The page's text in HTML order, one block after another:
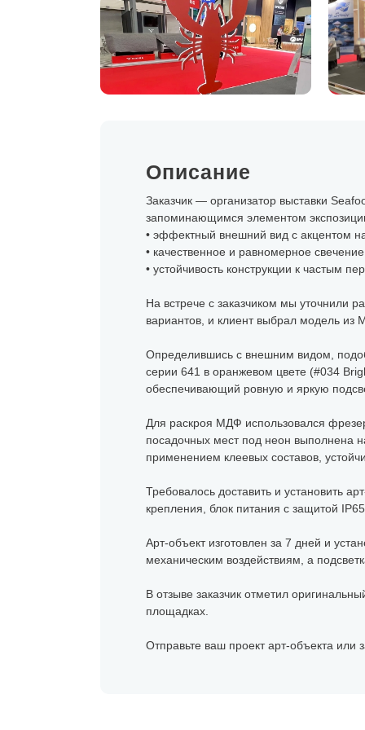
Описание
Заказчик — организатор выставки
запоминающимся элементом
• эффектный внешний вид с акцентом
• качественное и равномерное
• устойчивость конструкции к частым
На встрече с заказчиком мы уточнили
вариантов, и клиент выбрал модель из
Определившись с внешним видом,
серии 641 в оранжевом цвете (#034
обеспечивающий ровную и яркую
Для раскроя МДФ использовался
посадочных мест под неон выполнена
применением клеевых составов,
Требовалось доставить и установить
крепления, блок питания с защитой
Арт-объект изготовлен за 7 дней и
механическим воздействиям, а
В отзыве заказчик отметил
площадках.
Отправьте ваш проект арт-объекта или